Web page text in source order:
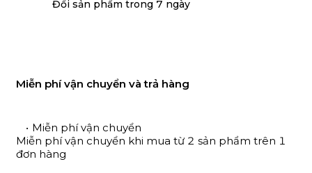
Miễn phí vận chuyển và trả hàng
Miễn phí vận chuyển
Miễn phí vận chuyển khi mua từ 2 sản phẩm trên 1
đơn hàng
Đổi sản phẩm trong 7 ngày